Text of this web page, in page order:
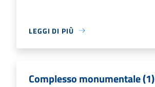
LEGGI DI PIÙ
Complesso monumentale (1)